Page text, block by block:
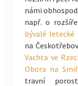
námi
např. o
bývalé letecké
na
Vachta ve
Obora na
travní